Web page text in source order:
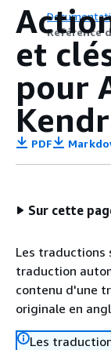
Référence
et
pour
PDF
Sur cette
Les traductions
traduction
contenu d'une
originale en
Les